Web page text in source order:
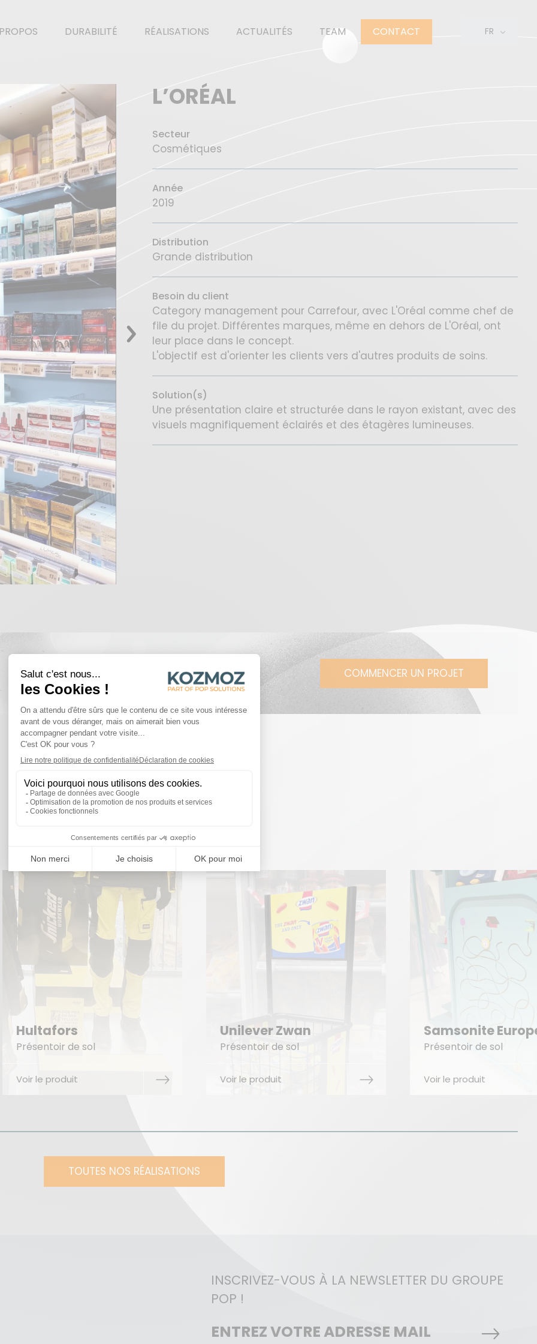
DURABILITÉ RÉALISATIONS ACTUALITÉS TEAM CONTACT FR
EN
L’ORÉAL
Secteur
Cosmétiques
Année
2019
Distribution
Grande distribution
Besoin du client
Category management pour Carrefour, avec L'Oréal comme chef de
file du projet. Différentes marques, même en dehors de L'Oréal, ont
leur place dans le concept.
L'objectif est d'orienter les clients vers d'autres produits de soins.
Solution(s)
Une présentation claire et structurée dans le rayon existant, avec des
visuels magnifiquement éclairés et des étagères lumineuses.
COMMENCER UN PROJET
RÉALISATIONS
Découvrez quelques projets inspirants !
Unilever Zwan
Présentoir de sol
Voir le produit
Samsonite Europe
Présentoir de sol
Voir le produit
Company
Présentoir de sol
Voir le produit
TOUTES NOS RÉALISATIONS
INSCRIVEZ-VOUS À LA NEWSLETTER DU GROUPE
POP !